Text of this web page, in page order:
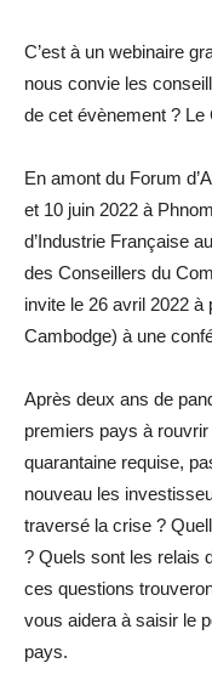
C’est à un webinaire
nous convie les
de cet évènement ? Le
En amont du Forum
et 10 juin 2022 à
d’Industrie Française
des Conseillers du
invite le 26 avril 2022 à
Cambodge) à une
Après deux ans de
premiers pays à
quarantaine requise,
nouveau les
traversé la crise ?
? Quels sont les relais
ces questions
vous aidera à saisir le
pays.